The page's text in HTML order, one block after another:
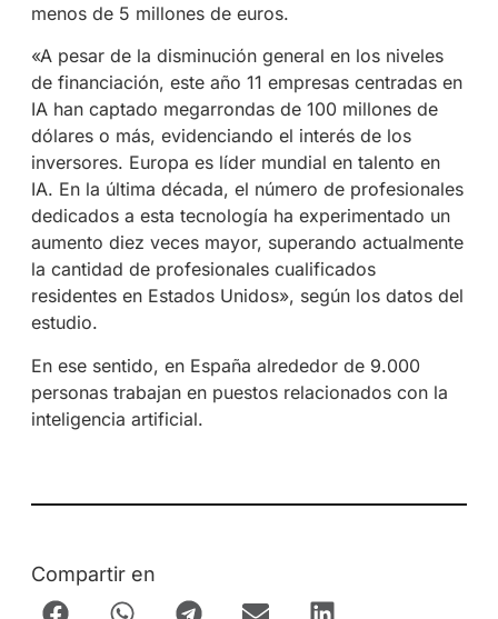
menos de 5 millones de euros.
«A pesar de la disminución general en los niveles
de financiación, este año 11 empresas centradas en
IA han captado megarrondas de 100 millones de
dólares o más, evidenciando el interés de los
inversores. Europa es líder mundial en talento en
IA. En la última década, el número de profesionales
dedicados a esta tecnología ha experimentado un
aumento diez veces mayor, superando actualmente
la cantidad de profesionales cualificados
residentes en Estados Unidos», según los datos del
estudio.
En ese sentido, en España alrededor de 9.000
personas trabajan en puestos relacionados con la
inteligencia artificial.
Compartir en